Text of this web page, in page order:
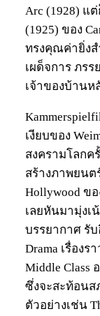
Arc (1928) แต่
(1925) ของ
ทรงคุณค่ายิ่งส
เผด็จการ ภร
เจ้าของบ้านห
เงียบของ
สงครามโลก
สร้างภาพยนต
Hollywood ขอ
เลยหันมามุ่งเ
บรรยากาศ รั
Drama เรื่อง
Middle Class
ซึ่งจะสะท้อนส
ตัวอย่างเช่น